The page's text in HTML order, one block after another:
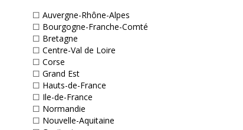
☐ Auvergne-Rhône-Alpes
☐ Bourgogne-Franche-Comté
☐ Bretagne
☐ Centre-Val de Loire
☐ Corse
☐ Grand Est
☐ Hauts-de-France
☐ Ile-de-France
☐ Normandie
☐ Nouvelle-Aquitaine